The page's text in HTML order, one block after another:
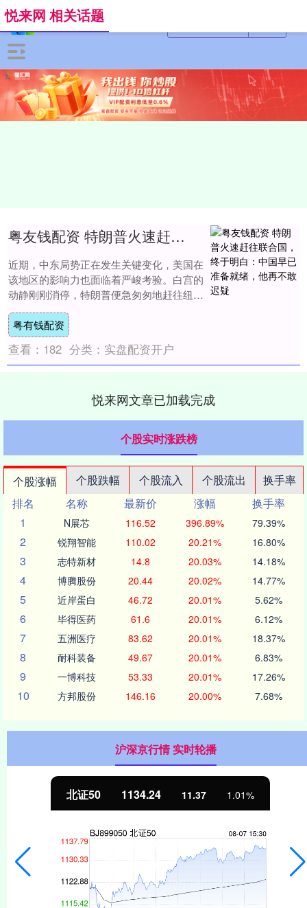
悦来网 相关话题
粤友钱配资 特朗普火速赶往联合国，终于明白：中国早已准备就绪，他再不敢迟疑
近期，中东局势正在发生关键变化，美国在
该地区的影响力也面临着严峻考验。白宫的
动静刚刚消停，特朗普便急匆匆地赶往纽约
联合国总部。如果有人认为这只是一次普通
的外交访....
粤有钱配资
查看： 182 分类： 实盘配资开户
悦来网文章已加载完成
个股实时涨跌榜
个股涨幅 个股跌幅 个股流入 个股流出
换手率
排名
名称 最新价 涨幅
换手率
1
N展芯 116.52 396.89% 79.39%
2 锐翔智能 110.02 20.21% 16.80%
3 志特新材 14.8 20.03% 14.18%
4 博腾股份 20.44 20.02% 14.77%
5 近岸蛋白 46.72 20.01% 5.62%
6 毕得医药 61.6 20.01% 6.12%
7 五洲医疗 83.62 20.01% 18.37%
8 耐科装备 49.67 20.01% 6.83%
9 一博科技 53.33 20.01% 17.26%
10 方邦股份 146.16 20.00% 7.68%
沪深京行情 实时轮播
北证50 1134.24 11.37 1.01%